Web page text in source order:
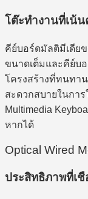
โต๊ะทำงานที่เน้
คีย์บอร์ดมัลติมีเดีย
ขนาดเต็มและคีย์บ
โครงสร้างที่ทนทา
สะดวกสบายในกา
Multimedia
หากได้
Optical Wired
ประสิทธิภาพที่เ